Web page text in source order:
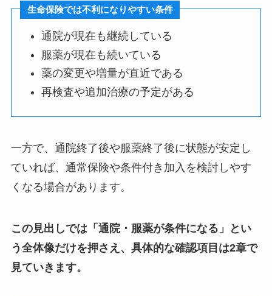
生命保険では不利になりやすい条件
通院が現在も継続している
服薬が現在も続いている
薬の変更や増量が直近である
再検査や追加治療の予定がある
一方で、通院終了後や服薬終了後に状態が安定し
ていれば、通常保険や条件付き加入を検討しやす
くなる場合があります。
この見出しでは「通院・服薬が条件になる」とい
う全体像だけを押さえ、具体的な確認項目は2章で
見ていきます。